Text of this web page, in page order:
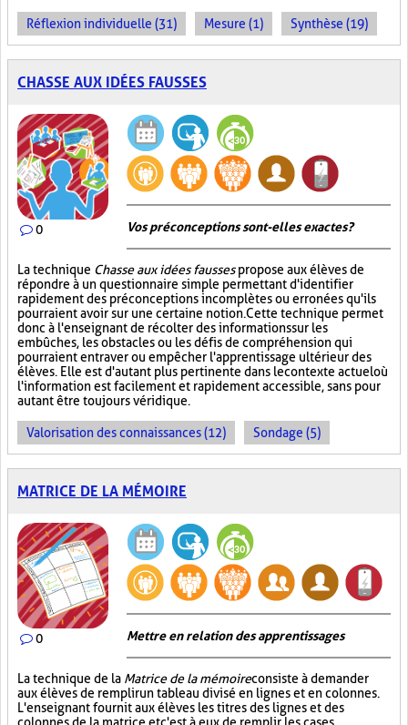
Réflexion individuelle (31) Mesure (1) Synthèse (19)
CHASSE AUX IDÉES FAUSSES
0 Vos préconceptions sont-elles exactes ?
La technique Chasse aux idées faussespropose aux élèves de
répondre à un questionnaire simple permettant d'identifier
rapidement des préconceptions incomplètes ou erronées qu'ils
pourraient avoir sur une certaine notion. Cette technique permet
donc à l'enseignant de récolter des informations sur les
embûches, les obstacles ou les défis de compréhension qui
pourraient entraver ou empêcher l'apprentissage ultérieur des
élèves. Elle est d'autant plus pertinente dans le contexte actuel où
l'information est facilement et rapidement accessible, sans pour
autant être toujours véridique.
Valorisation des connaissances (12) Sondage (5)
MATRICE DE LA MÉMOIRE
0 Mettre en relation des apprentissages
La technique de la Matrice de la mémoireconsiste à demander
aux élèves de remplir un tableau divisé en lignes et en colonnes.
L'enseignant fournit aux élèves les titres des lignes et des